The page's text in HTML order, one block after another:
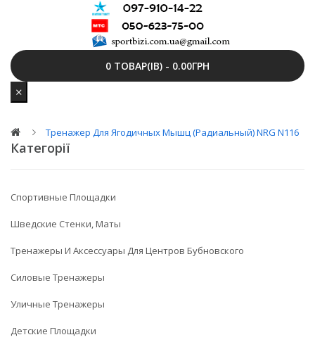
0 ТОВАР(ІВ) - 0.00ГРН
Тренажер Для Ягодичных Мышц (радиальный) NRG N116
Категорії
Спортивные Площадки
Шведские Стенки, Маты
Тренажеры И Аксессуары Для Центров Бубновского
Силовые Тренажеры
Уличные Тренажеры
Детские Площадки